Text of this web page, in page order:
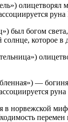
был богом
которое
—
в норвежской
перемен